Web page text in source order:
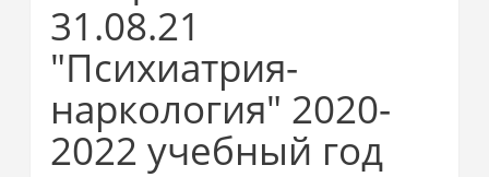
31.08.21
"Психиатрия-
наркология" 2020-
2022 учебный год